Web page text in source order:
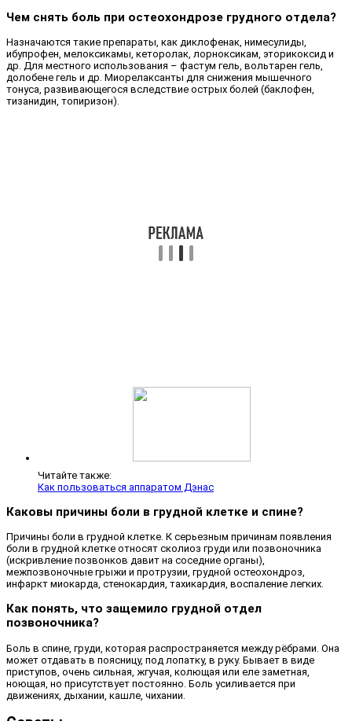
Чем снять боль при остеохондрозе грудного отдела?
Назначаются такие препараты, как диклофенак, нимесулиды,
ибупрофен, мелоксикамы, кеторолак, лорноксикам, эторикоксид и
др. Для местного использования – фастум гель, вольтарен гель,
долобене гель и др. Миорелаксанты для снижения мышечного
тонуса, развивающегося вследствие острых болей (баклофен,
тизанидин, топиризон).
Читайте также:
Как пользоваться аппаратом Дэнас
Каковы причины боли в грудной клетке и спине?
Причины боли в грудной клетке. К серьезным причинам появления
боли в грудной клетке относят сколиоз груди или позвоночника
(искривление позвонков давит на соседние органы),
межпозвоночные грыжи и протрузии, грудной остеохондроз,
инфаркт миокарда, стенокардия, тахикардия, воспаление легких.
Как понять, что защемило грудной отдел
позвоночника?
Боль в спине, груди, которая распространяется между рёбрами. Она
может отдавать в поясницу, под лопатку, в руку. Бывает в виде
приступов, очень сильная, жгучая, колющая или еле заметная,
ноющая, но присутствует постоянно. Боль усиливается при
движениях, дыхании, кашле, чихании.